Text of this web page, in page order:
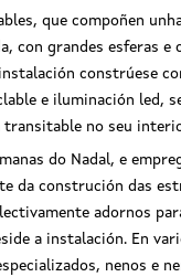
que compoñen
con grandes esferas e
constrúese
e iluminación led,
transitable no seu
do Nadal, e
da construción das
adornos
a instalación. En
nenos e